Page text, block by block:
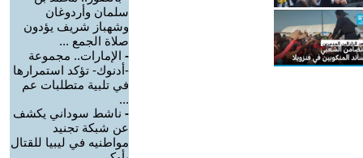
سلمان وأردوغان
وشهباز شريف يؤدون
صلاة الجمع ...
- الإمارات.. مجموعة
-أدنوك- تؤكد استمرارها
في تلبية متطلبات عم
...
- ناشط سوداني يكشف
عن شبكة تجنيد
مواطنيه في ليبيا للقتال